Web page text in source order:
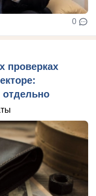
0
проверках
отдельно